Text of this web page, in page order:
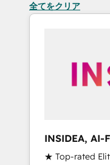
全てをクリア
INSIDEA, AI-
Onboarding
★ Top-rated